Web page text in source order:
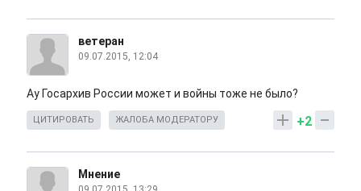
ветеран
09.07.2015, 12:04
Ау Госархив России может и войны тоже не было?
+2
ЦИТИРОВАТЬ ЖАЛОБА МОДЕРАТОРУ
Мнение